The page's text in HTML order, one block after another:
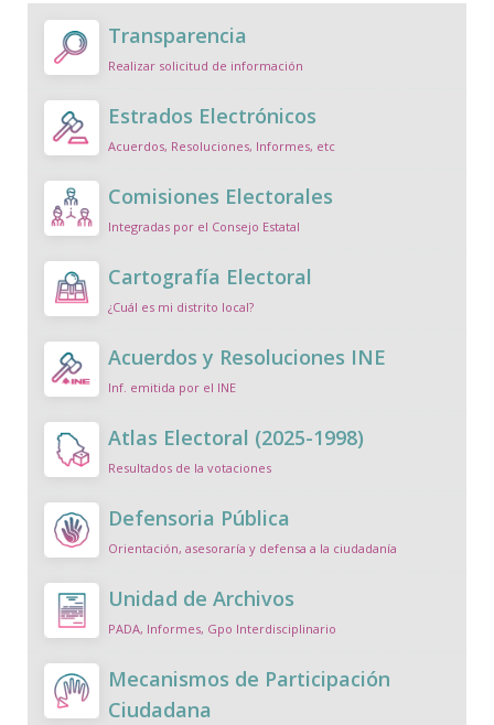
Transparencia
Realizar solicitud de información
Estrados Electrónicos
Acuerdos, Resoluciones, Informes, etc
Comisiones Electorales
Integradas por el Consejo Estatal
Cartografía Electoral
¿Cuál es mi distrito local?
Acuerdos y Resoluciones INE
Inf. emitida por el INE
Atlas Electoral (2025-1998)
Resultados de la votaciones
Defensoria Pública
Orientación, asesoraría y defensa a la ciudadanía
Unidad de Archivos
PADA, Informes, Gpo Interdisciplinario
Mecanismos de Participación
Ciudadana